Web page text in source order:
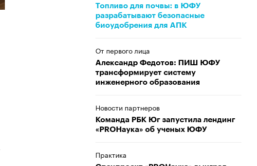
Топливо для почвы: в ЮФУ
разрабатывают безопасные
биоудобрения для АПК
От первого лица
Александр Федотов: ПИШ ЮФУ
трансформирует систему
инженерного образования
Новости партнеров
Команда РБК Юг запустила лендинг
«PROНаука» об ученых ЮФУ
Практика